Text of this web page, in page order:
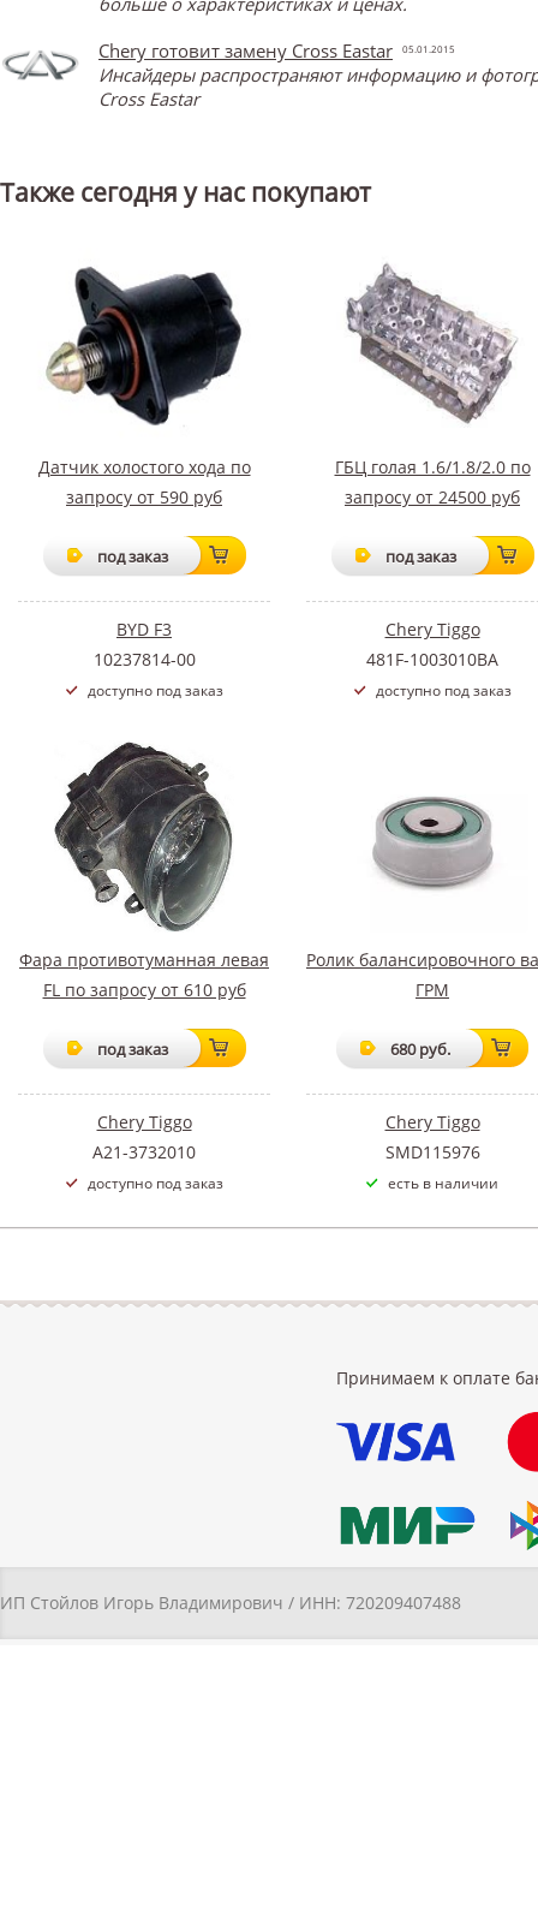
Chery готовит замену Cross Eastar
05.01.2015
Инсайдеры распространяют информацию и
Cross Eastar
Также сегодня у нас покупают
Датчик холостого хода по
запросу от 590 руб
под заказ
BYD F3
10237814-00
доступно под заказ
ГБЦ голая 1.6/1.8/2.0 по
запросу от 24500 руб
под заказ
Chery Tiggo
481F-1003010BA
доступно под заказ
Фара противотуманная левая
FL по запросу от 610 руб
под заказ
Chery Tiggo
A21-3732010
доступно под заказ
Ролик балансировочного
ГРМ
680 руб.
Chery Tiggo
SMD115976
есть в наличии
Принимаем к оплате
ИП Стойлов Игорь Владимирович / ИНН: 720209407488